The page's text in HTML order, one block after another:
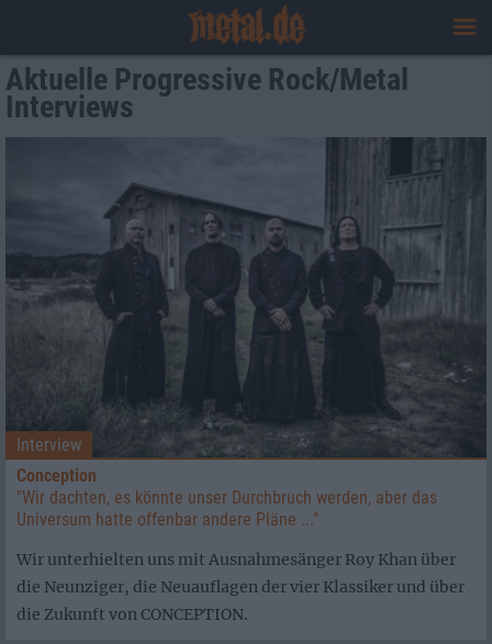
Aktuelle Progressive Rock/Metal
Interviews
Interview
Conception
"Wir dachten, es könnte unser Durchbruch werden, aber das
Universum hatte offenbar andere Pläne ..."
Wir unterhielten uns mit Ausnahmesänger Roy Khan über
die Neunziger, die Neuauflagen der vier Klassiker und über
die Zukunft von CONCEPTION.